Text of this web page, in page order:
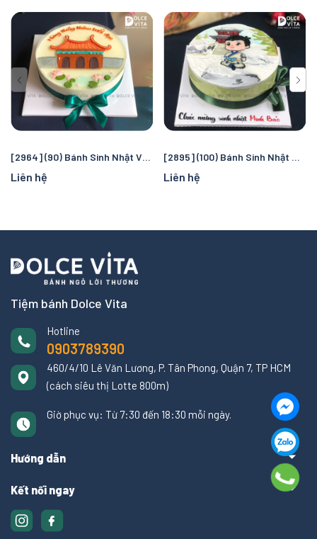
[2964] (90) Bánh Sinh Nhật Vẽ hoa sen & tháp chùa - Trân trọng tấm lòng hướng đạo
Liên hệ
[2895] (100) Bánh Sinh Nhật Vẽ Chú Tiểu tu hành - An nhiên và đầy ý nghĩa
Liên hệ
Tiệm bánh Dolce Vita
Hotline
0903789390
460/4/10 Lê Văn Lương, P. Tân Phong, Quận 7, TP HCM
(cách siêu thị Lotte 800m)
Giờ phục vụ: Từ 7:30 đến 18:30 mỗi ngày.
Hướng dẫn
Kết nối ngay